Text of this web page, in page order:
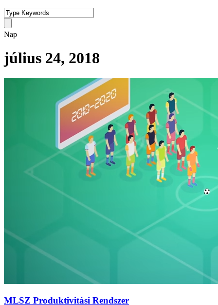
Nap
július 24, 2018
MLSZ Produktivitási Rendszer